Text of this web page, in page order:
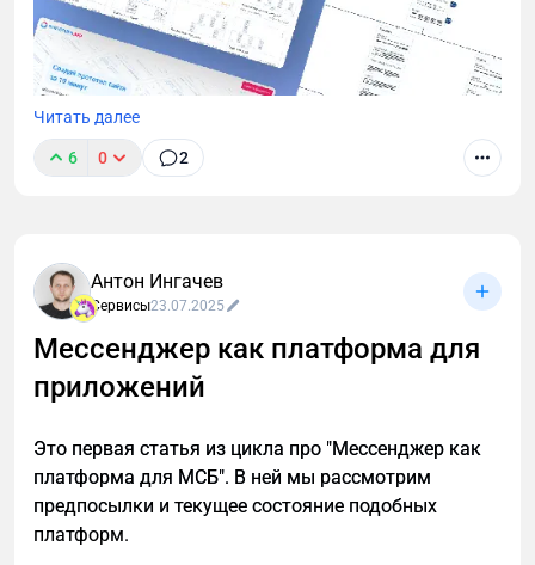
Коротко: Онлайн-инструмент для быстрой
Читать далее
6 0 2
Антон Ингачев
Сервисы23.07.2025
Мессенджер как платформа для
приложений
Это первая статья из цикла про "Мессенджер как
платформа для МСБ". В ней мы рассмотрим
предпосылки и текущее состояние подобных
платформ.